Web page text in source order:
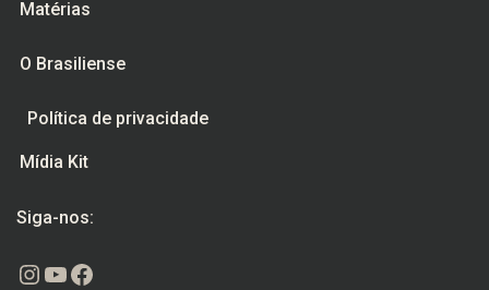
Matérias
O Brasiliense
Política de privacidade
Mídia Kit
Siga-nos:
Instagram
Youtube
Facebook